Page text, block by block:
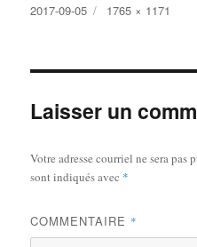
Publié
2017-09-05
Taille
1765 × 1171
Laisser un
Votre adresse courriel ne sera pas
sont indiqués avec *
COMMENTAIRE *